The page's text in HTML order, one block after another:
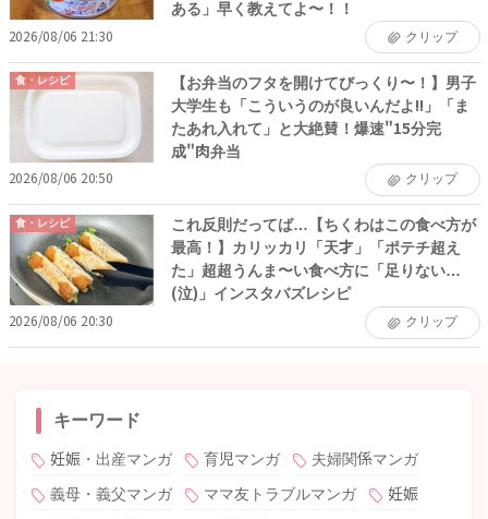
ある」早く教えてよ〜！！
2026/08/06 21:30 クリップ
食・レシピ
【お弁当のフタを開けてびっくり〜！】男子
大学生も「こういうのが良いんだよ!!」「ま
たあれ入れて」と大絶賛！爆速"15分完
成"肉弁当
2026/08/06 20:50 クリップ
食・レシピ
これ反則だってば…【ちくわはこの食べ方が
最高！】カリッカリ「天才」「ポテチ超え
た」超超うんま〜い食べ方に「足りない…
(泣)」インスタバズレシピ
2026/08/06 20:30 クリップ
キーワード
妊娠・出産マンガ 育児マンガ
夫婦関係マンガ
義母・義父マンガ
ママ友トラブルマンガ
妊娠